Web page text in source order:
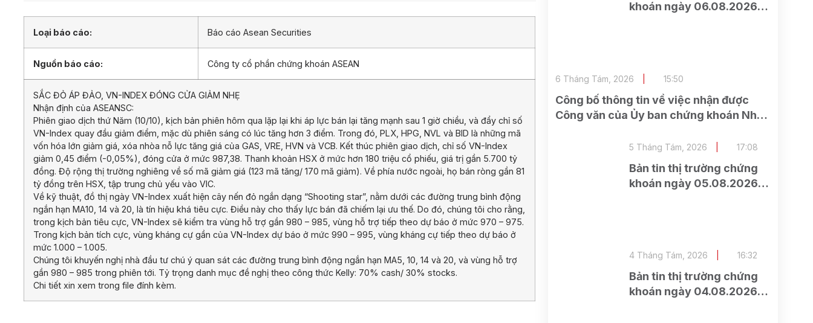
Loại báo cáo: Báo cáo Asean Securities
Nguồn báo cáo: Công ty cổ phần chứng khoán ASEAN
SẮC ĐỎ ÁP ĐẢO, VN-INDEX ĐÓNG CỬA GIẢM NHẸ
Nhận định của ASEANSC:
Phiên giao dịch thứ Năm (10/10), kịch bản phiên hôm qua lặp lại khi áp lực bán lại tăng mạnh sau 1 giờ chiều, và đẩy chỉ số
VN-Index quay đầu giảm điểm, mặc dù phiên sáng có lúc tăng hơn 3 điểm. Trong đó, PLX, HPG, NVL và BID là những mã
vốn hóa lớn giảm giá, xóa nhòa nỗ lực tăng giá của GAS, VRE, HVN và VCB. Kết thúc phiên giao dịch, chỉ số VN-Index
giảm 0,45 điểm (-0,05%), đóng cửa ở mức 987,38. Thanh khoản HSX ở mức hơn 180 triệu cổ phiếu, giá trị gần 5.700 tỷ
đồng. Độ rộng thị trường nghiêng về số mã giảm giá (123 mã tăng/ 170 mã giảm). Về phía nước ngoài, họ bán ròng gần 81
tỷ đồng trên HSX, tập trung chủ yếu vào VIC.
Về kỹ thuật, đồ thị ngày VN-Index xuất hiện cây nến đỏ ngắn dạng “Shooting star”, nằm dưới các đường trung bình động
ngắn hạn MA10, 14 và 20, là tín hiệu khá tiêu cực. Điều này cho thấy lực bán đã chiếm lại ưu thế. Do đó, chúng tôi cho rằng,
trong kịch bản tiêu cực, VN-Index sẽ kiểm tra vùng hỗ trợ gần 980 – 985, vùng hỗ trợ tiếp theo dự báo ở mức 970 – 975.
Trong kịch bản tích cực, vùng kháng cự gần của VN-Index dự báo ở mức 990 – 995, vùng kháng cự tiếp theo dự báo ở
mức 1.000 – 1.005.
Chúng tôi khuyến nghị nhà đầu tư chú ý quan sát các đường trung bình động ngắn hạn MA5, 10, 14 và 20, và vùng hỗ trợ
gần 980 – 985 trong phiên tới. Tỷ trọng danh mục đề nghị theo công thức Kelly: 70% cash/ 30% stocks.
Chi tiết xin xem trong file đính kèm.
khoán ngày 06.08.2026 –
Công bố thông tin về việc nhận được
Công văn của Ủy ban chứng khoán Nhà
đăng ký chào bán cổ phiếu cho cổ đông
6 Tháng Tám, 2026 15:50
Bản tin thị trường chứng
khoán ngày 05.08.2026 –
5 Tháng Tám, 2026 17:08
Bản tin thị trường chứng
khoán ngày 04.08.2026 –
4 Tháng Tám, 2026 16:32